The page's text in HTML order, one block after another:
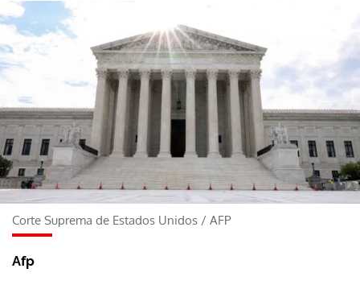
Corte Suprema de Estados Unidos / AFP
Afp